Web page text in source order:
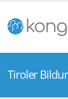
Tiroler